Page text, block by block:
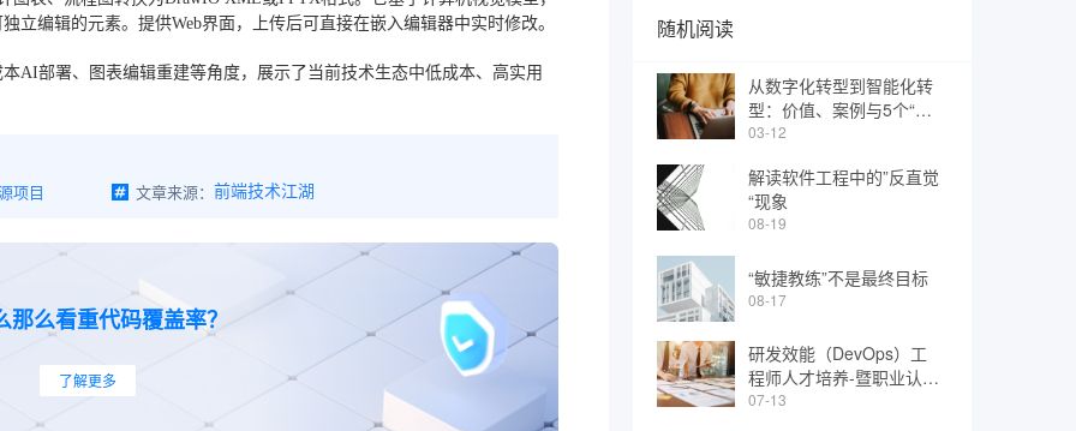
立编辑的元素。提供Web界面，上传后可直接在嵌入编辑器中实时修改。
AI部署、图表编辑重建等角度，展示了当前技术生态中低成本、高实用
项目 文章来源： 前端技术江湖
那么看重代码覆盖率？
了解更多
随机阅读
从数字化转型到智能化转
型：价值、案例与5个“马
上就做”
03-12
解读软件工程中的”反直觉
“现象
08-19
“敏捷教练”不是最终目标
08-17
研发效能（DevOps）工
程师人才培养-暨职业认证
发布会丨IDCF
07-13